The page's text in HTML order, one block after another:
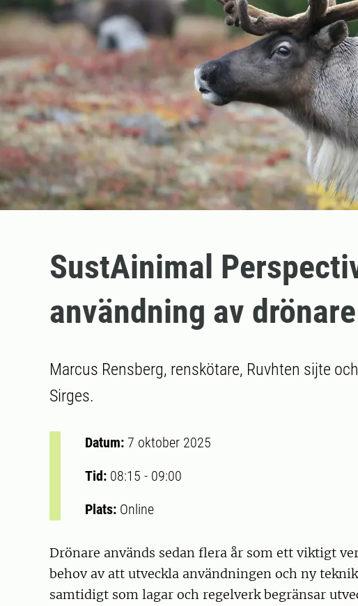
SustAinimal
användning av
Marcus Rensberg, renskötare, Ruvhten sijte
Sirges.
Datum: 7 oktober 2025
Tid: 08:15 - 09:00
Plats: Online
Drönare används sedan flera år som ett viktigt
behov av att utveckla användningen och ny
samtidigt som lagar och regelverk begränsar